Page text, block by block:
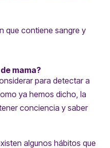
que contiene sangre y
mama?
para detectar a
ya hemos dicho, la
conciencia y saber
algunos hábitos que